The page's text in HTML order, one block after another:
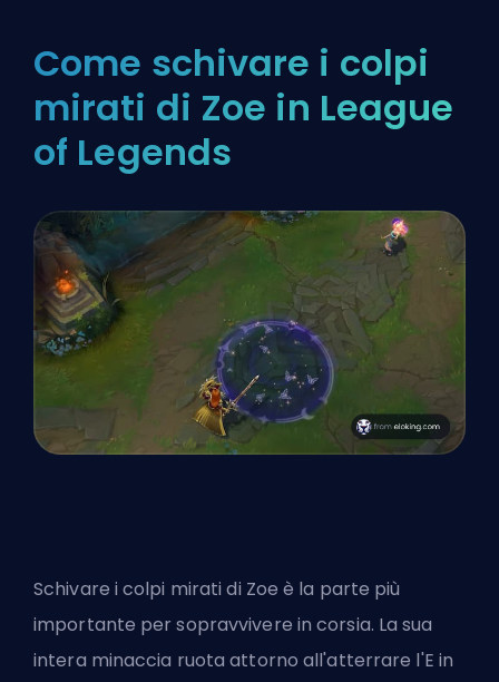
Come schivare i colpi
mirati di Zoe in League
of Legends
Schivare i colpi mirati di Zoe è la parte più
importante per sopravvivere in corsia. La sua
intera minaccia ruota attorno all'atterrare l'E in